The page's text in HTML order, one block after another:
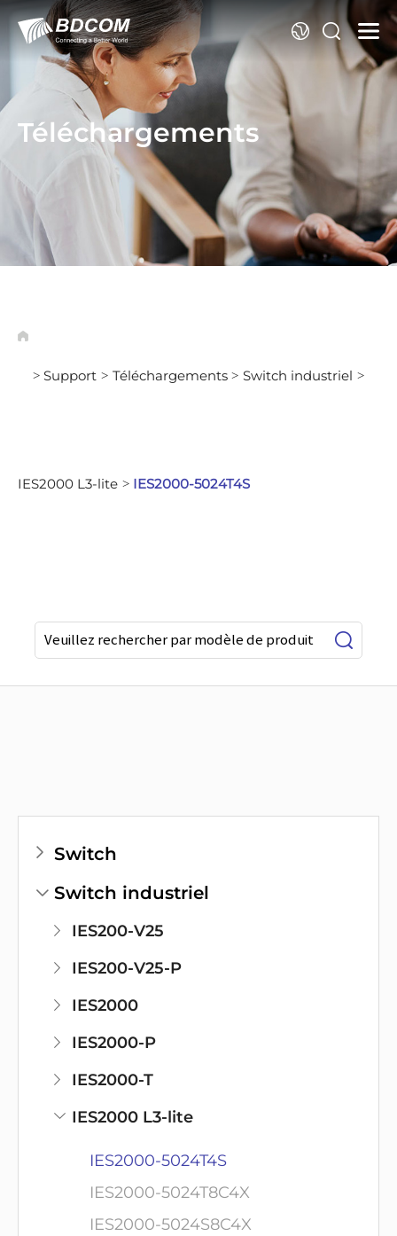
Téléchargements
> Support > Téléchargements > Switch industriel >
IES2000 L3-lite > IES2000-5024T4S
Switch
Switch industriel
IES200-V25
IES200-V25-P
IES2000
IES2000-P
IES2000-T
IES2000 L3-lite
IES2000-5024T4S
IES2000-5024T8C4X
IES2000-5024S8C4X